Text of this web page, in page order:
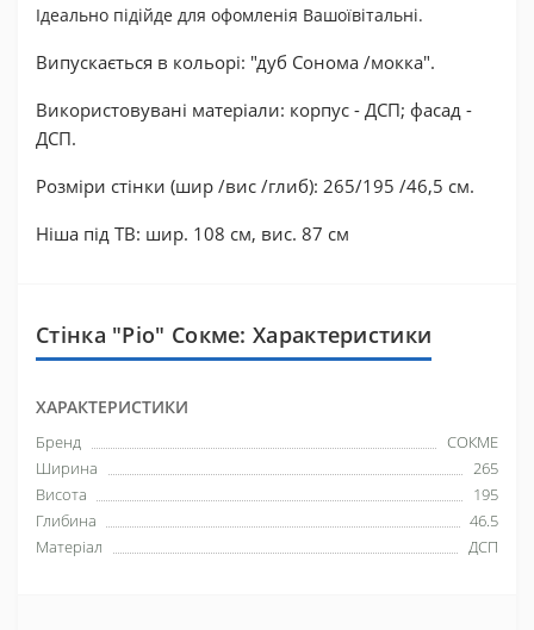
Ідеально підійде для офомленія Вашоївітальні.
Випускається в кольорі: "дуб Сонома /мокка".
Використовувані матеріали: корпус - ДСП; фасад -
ДСП.
Розміри стінки (шир /вис /глиб): 265/195 /46,5 см.
Ніша під ТВ: шир. 108 см, вис. 87 см
Стінка "Ріо" Сокме: Характеристики
ХАРАКТЕРИСТИКИ
Бренд
СОКМЕ
Ширина
265
Висота
195
Глибина
46.5
Матеріал
ДСП